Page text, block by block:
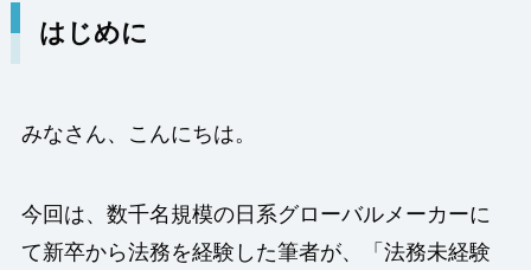
はじめに
みなさん、こんにちは。
今回は、数千名規模の日系グローバルメーカーに
て新卒から法務を経験した筆者が、「法務未経験